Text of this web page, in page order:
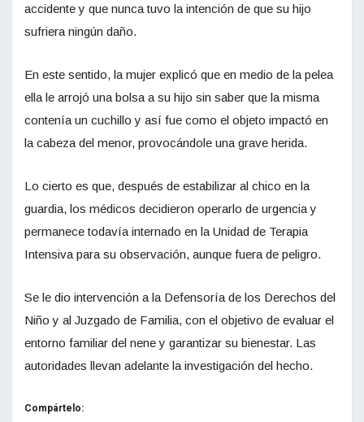
accidente y que nunca tuvo la intención de que su hijo
sufriera ningún daño.
En este sentido, la mujer explicó que en medio de la pelea
ella le arrojó una bolsa a su hijo sin saber que la misma
contenía un cuchillo y así fue como el objeto impactó en
la cabeza del menor, provocándole una grave herida.
Lo cierto es que, después de estabilizar al chico en la
guardia, los médicos decidieron operarlo de urgencia y
permanece todavía internado en la Unidad de Terapia
Intensiva para su observación, aunque fuera de peligro.
Se le dio intervención a la Defensoría de los Derechos del
Niño y al Juzgado de Familia, con el objetivo de evaluar el
entorno familiar del nene y garantizar su bienestar. Las
autoridades llevan adelante la investigación del hecho.
Compártelo: